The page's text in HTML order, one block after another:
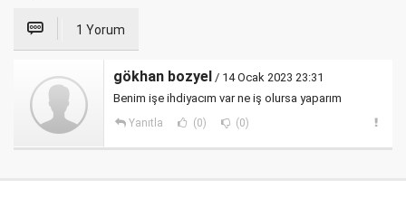
1 Yorum
gökhan bozyel / 14 Ocak 2023 23:31
Benim işe ihdiyacım var ne iş olursa yaparım
Yanıtla (0) (0)